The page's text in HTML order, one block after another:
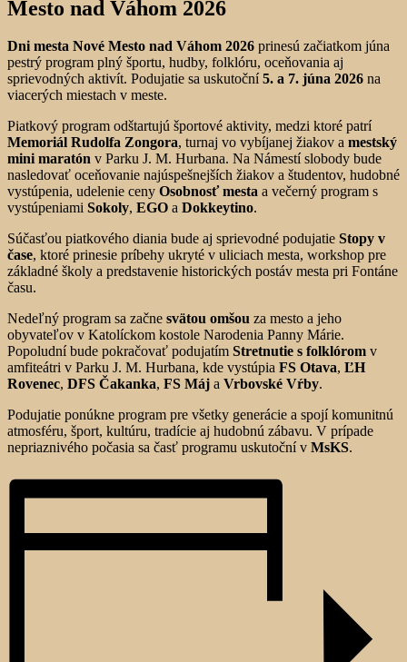
Mesto nad Váhom 2026
Dni mesta Nové Mesto nad Váhom 2026 prinesú začiatkom júna
pestrý program plný športu, hudby, folklóru, oceňovania aj
sprievodných aktivít. Podujatie sa uskutoční5. a 7. júna 2026 na
viacerých miestach v meste.
Piatkový program odštartujú športové aktivity, medzi ktoré patrí
Memoriál Rudolfa Zongora, turnaj vo vybíjanej žiakov a mestský
mini maratón v Parku J. M. Hurbana. Na Námestí slobody bude
nasledovať oceňovanie najúspešnejších žiakov a študentov, hudobné
vystúpenia, udelenie ceny Osobnosť mesta a večerný program s
vystúpeniami Sokoly, EGO a Dokkeytino.
Súčasťou piatkového diania bude aj sprievodné podujatie Stopy v
čase, ktoré prinesie príbehy ukryté v uliciach mesta, workshop pre
základné školy a predstavenie historických postáv mesta pri Fontáne
času.
Nedeľný program sa začne svätou omšou za mesto a jeho
obyvateľov v Katolíckom kostole Narodenia Panny Márie.
Popoludní bude pokračovať podujatím Stretnutie s folklórom v
amfiteátri v Parku J. M. Hurbana, kde vystúpia FS Otava, ĽH
Rovenec, DFS Čakanka, FS Máj a Vrbovské Vŕby.
Podujatie ponúkne program pre všetky generácie a spojí komunitnú
atmosféru, šport, kultúru, tradície aj hudobnú zábavu. V prípade
nepriaznivého počasia sa časť programu uskutoční v MsKS.